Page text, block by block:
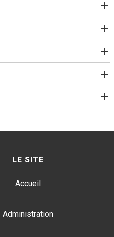
LE SITE
Accueil
Administration